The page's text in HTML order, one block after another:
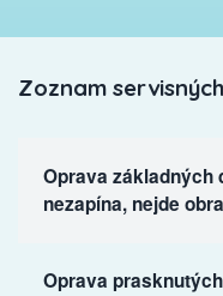
Zoznam
Oprava základných
nezapína, nejde
Oprava